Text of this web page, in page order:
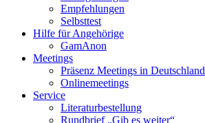
Empfehlungen
Selbsttest
Hilfe für Angehörige
GamAnon
Meetings
Präsenz Meetings in Deutschland
Onlinemeetings
Service
Literaturbestellung
Rundbrief „Gib es weiter“